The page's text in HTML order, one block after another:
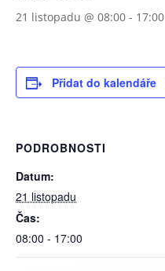
21 listopadu @ 08:00 - 17:00
Přidat do kalendáře
PODROBNOSTI
Datum:
21 listopadu
Čas:
08:00 - 17:00